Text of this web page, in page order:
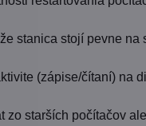
stanica stojí pevne na
(zápise/čítaní) na
zo starších počítačov